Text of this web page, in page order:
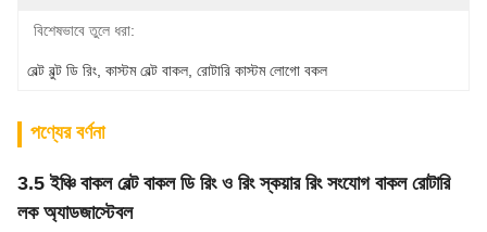
বিশেষভাবে তুলে ধরা:
বেল্ট বুল্ট ডি রিং কাস্টম বেল্ট বাকল রোটারি কাস্টম লোগো বকল
পণ্যের বর্ণনা
3.5 ইঞ্চি বাকল বেল্ট বাকল ডি রিং ও রিং স্কয়ার রিং সংযোগ বাকল রোটারি
লক অ্যাডজাস্টেবল